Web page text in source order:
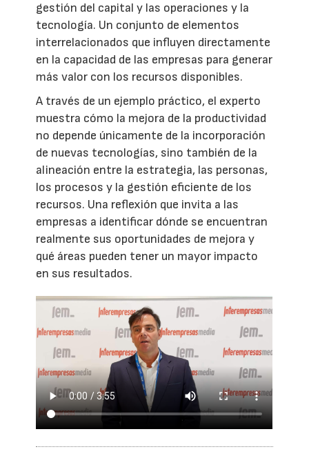
gestión del capital y las operaciones y la
tecnología. Un conjunto de elementos
interrelacionados que influyen directamente
en la capacidad de las empresas para generar
más valor con los recursos disponibles.
A través de un ejemplo práctico, el experto
muestra cómo la mejora de la productividad
no depende únicamente de la incorporación
de nuevas tecnologías, sino también de la
alineación entre la estrategia, las personas,
los procesos y la gestión eficiente de los
recursos. Una reflexión que invita a las
empresas a identificar dónde se encuentran
realmente sus oportunidades de mejora y
qué áreas pueden tener un mayor impacto
en sus resultados.